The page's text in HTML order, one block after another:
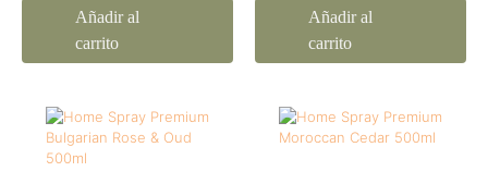
Añadir al
carrito
Añadir al
carrito